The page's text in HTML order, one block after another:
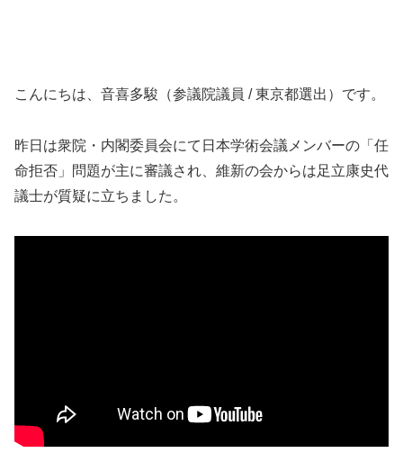
こんにちは、音喜多駿（参議院議員 / 東京都選出）です。
昨日は衆院・内閣委員会にて日本学術会議メンバーの「任
命拒否」問題が主に審議され、維新の会からは足立康史代
議士が質疑に立ちました。